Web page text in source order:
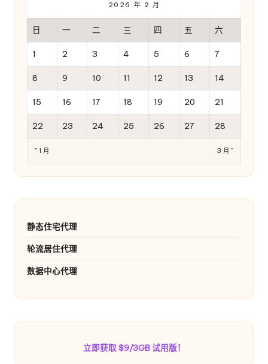
2026 年 2 月
日 一 二 三 四 五 六
1 2 3 4 5 6 7
8 9 10 11 12 13 14
15 16 17 18 19 20 21
22 23 24 25 26 27 28
" 1 月 3 月 "
静态住宅代理
轮流居住代理
数据中心代理
立即获取 $9/3GB 试用版！